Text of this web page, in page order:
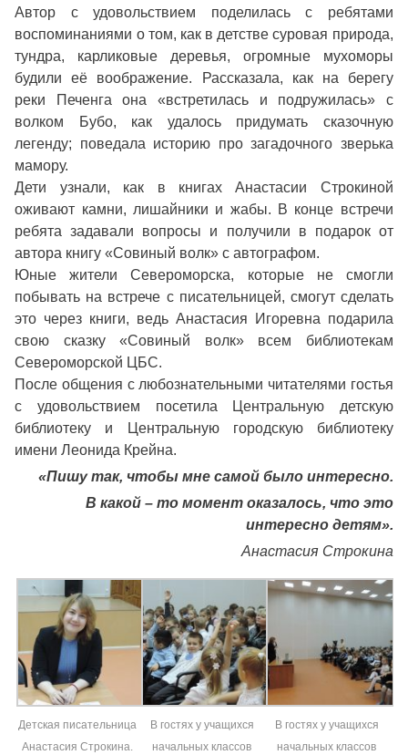
Автор с удовольствием поделилась с ребятами
воспоминаниями о том, как в детстве суровая природа,
тундра, карликовые деревья, огромные мухоморы
будили её воображение. Рассказала, как на берегу
реки Печенга она «встретилась и подружилась» с
волком Бубо, как удалось придумать сказочную
легенду; поведала историю про загадочного зверька
мамору.
Дети узнали, как в книгах Анастасии Строкиной
оживают камни, лишайники и жабы. В конце встречи
ребята задавали вопросы и получили в подарок от
автора книгу «Совиный волк» с автографом.
Юные жители Североморска, которые не смогли
побывать на встрече с писательницей, смогут сделать
это через книги, ведь Анастасия Игоревна подарила
свою сказку «Совиный волк» всем библиотекам
Североморской ЦБС.
После общения с любознательными читателями гостья
с удовольствием посетила Центральную детскую
библиотеку и Центральную городскую библиотеку
имени Леонида Крейна.
«Пишу так, чтобы мне самой было интересно.
В какой – то момент оказалось, что это
интересно детям».
Анастасия Строкина
Детская писательница
Анастасия Строкина.
В гостях у учащихся
начальных классов
В гостях у учащихся
начальных классов